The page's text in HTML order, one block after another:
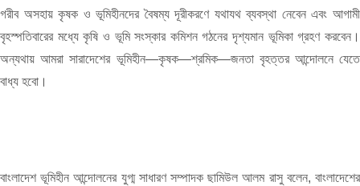
গরীব অসহায় কৃষক ও ভূমিহীনদের বৈষম্য দূরীকরণে যথাযথ ব্যবস্থা নেবেন এবং আগামী
বৃহস্পতিবারের মধ্যে কৃষি ও ভূমি সংস্কার কমিশন গঠনের দৃশ্যমান ভূমিকা গ্রহণ করবেন।
অন্যথায় আমরা সারাদেশের ভূমিহীন—কৃষক—শ্রমিক—জনতা বৃহত্তর আন্দোলনে যেতে
বাধ্য হবো।
বাংলাদেশ ভূমিহীন আন্দোলনের যুগ্ম সাধারণ সম্পাদক ছামিউল আলম রাসু বলেন, বাংলাদেশের